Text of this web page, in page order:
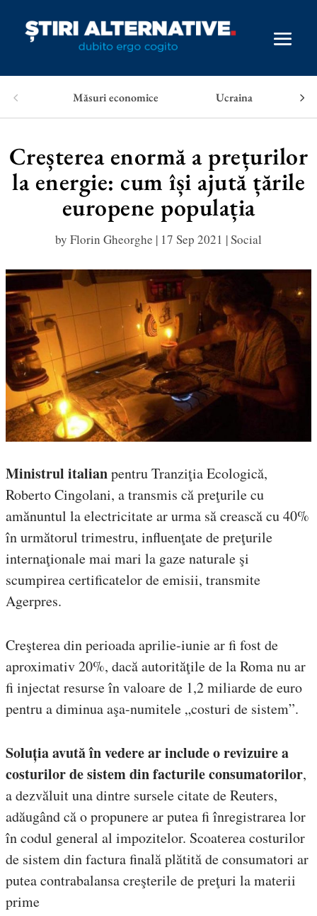
Măsuri economice Ucraina
Creșterea enormă a prețurilor
la energie: cum își ajută țările
europene populația
by Florin Gheorghe | 17 Sep 2021 |Social
Ministrul italianpentru Tranziţia Ecologică,
Roberto Cingolani, a transmis că preţurile cu
amănuntul la electricitate ar urma să crească cu 40%
în următorul trimestru, influenţate de preţurile
internaţionale mai mari la gaze naturale şi
scumpirea certificatelor de emisii, transmite
Agerpres.
Creşterea din perioada aprilie-iunie ar fi fost de
aproximativ 20%, dacă autorităţile de la Roma nu ar
fi injectat resurse în valoare de 1,2 miliarde de euro
pentru a diminua aşa-numitele „costuri de sistem”.
Soluția avută în vedere ar include o revizuire a
costurilor de sistem din facturile consumatorilor,
a dezvăluit una dintre sursele citate de Reuters,
adăugând că o propunere ar putea fi înregistrarea lor
în codul general al impozitelor. Scoaterea costurilor
de sistem din factura finală plătită de consumatori ar
putea contrabalansa creşterile de preţuri la materii
prime